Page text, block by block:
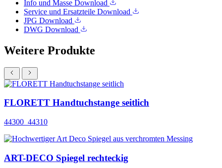
Info und Masse Download
Service und Ersatzteile Download
JPG Download
DWG Download
Weitere Produkte
FLORETT Handtuchstange seitlich
44300_44310
ART-DECO Spiegel rechteckig